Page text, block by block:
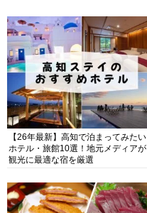
【26年最新】高知で泊まってみたい
ホテル・旅館10選！地元メディアが
観光に最適な宿を厳選